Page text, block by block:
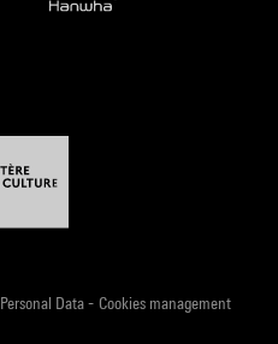
Personal Data- Cookies management